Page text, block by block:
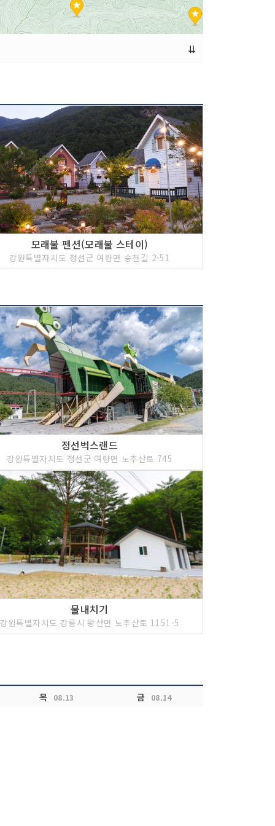
⇊
모래불 펜션(모래불 스테이)
강원특별자치도 정선군 여량면 송천길 2-51
정선벅스랜드
강원특별자치도 정선군 여량면 노추산로 745
물내치기
강원특별자치도 강릉시 왕산면 노추산로 1151-5
목 08.13 금 08.14